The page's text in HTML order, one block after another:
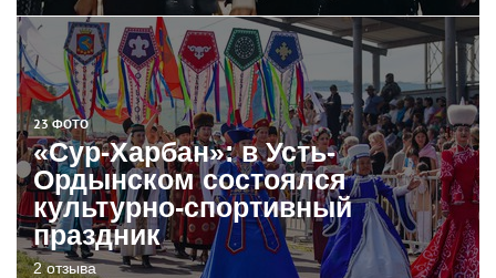
23 ФОТО
«Сур-Харбан»: в Усть-
Ордынском состоялся
культурно-спортивный
праздник
2 отзыва